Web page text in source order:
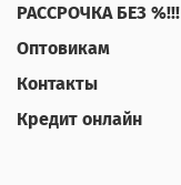
РАССРОЧКА БЕЗ %!!!
Оптовикам
Контакты
Кредит онлайн